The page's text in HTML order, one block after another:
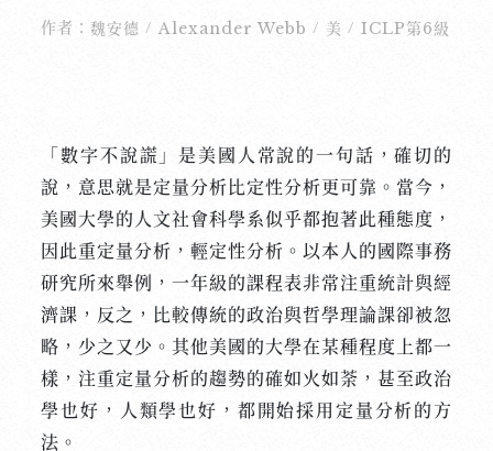
作者： 魏安德 / Alexander Webb / 美 / ICLP第6級
「數字不說謊」是美國人常說的一句話，確切的
說，意思就是定量分析比定性分析更可靠。當今，
美國大學的人文社會科學系似乎都抱著此種態度，
因此重定量分析，輕定性分析。以本人的國際事務
研究所來舉例，一年級的課程表非常注重統計與經
濟課，反之，比較傳統的政治與哲學理論課卻被忽
略，少之又少。其他美國的大學在某種程度上都一
樣，注重定量分析的趨勢的確如火如荼，甚至政治
學也好，人類學也好，都開始採用定量分析的方
法。